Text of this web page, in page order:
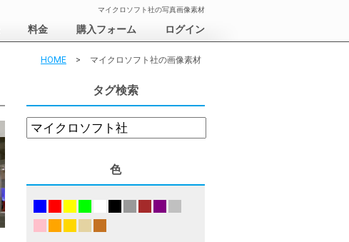
マイクロソフト社の写真画像素材
料金 購入フォーム ログイン
HOME > マイクロソフト社の画像素材
タグ検索
色